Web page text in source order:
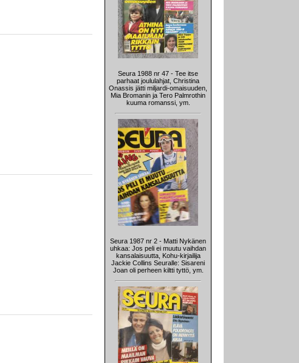
Seura 1988 nr 47 - Tee itse
parhaat joululahjat, Christina
Onassis jätti miljardi-omaisuuden,
Mia Bromanin ja Tero Palmrothin
kuuma romanssi, ym.
Seura 1987 nr 2 - Matti Nykänen
uhkaa: Jos peli ei muutu vaihdan
kansalaisuutta, Kohu-kirjailija
Jackie Collins Seuralle: Sisareni
Joan oli perheen kiltti tyttö, ym.